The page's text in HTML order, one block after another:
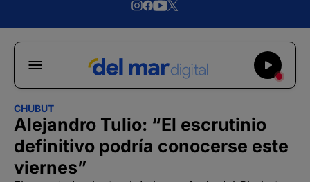
CHUBUT
Alejandro Tulio: “El escrutinio
definitivo podría conocerse este
viernes”